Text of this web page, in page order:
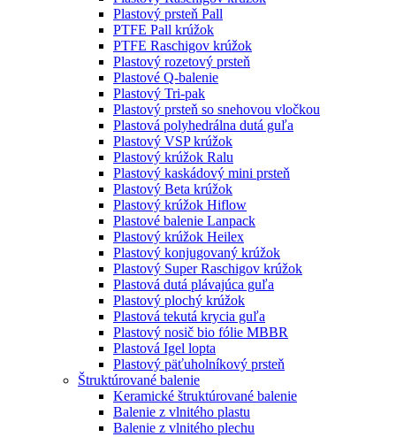
Plastový prsteň Pall
PTFE Pall krúžok
PTFE Raschigov krúžok
Plastový rozetový prsteň
Plastové Q-balenie
Plastový Tri-pak
Plastový prsteň so snehovou vločkou
Plastová polyhedrálna dutá guľa
Plastový VSP krúžok
Plastový krúžok Ralu
Plastový kaskádový mini prsteň
Plastový Beta krúžok
Plastový krúžok Hiflow
Plastové balenie Lanpack
Plastový krúžok Heilex
Plastový konjugovaný krúžok
Plastový Super Raschigov krúžok
Plastová dutá plávajúca guľa
Plastový plochý krúžok
Plastová tekutá krycia guľa
Plastový nosič bio fólie MBBR
Plastová Igel lopta
Plastový päťuholníkový prsteň
Štruktúrované balenie
Keramické štruktúrované balenie
Balenie z vlnitého plastu
Balenie z vlnitého plechu